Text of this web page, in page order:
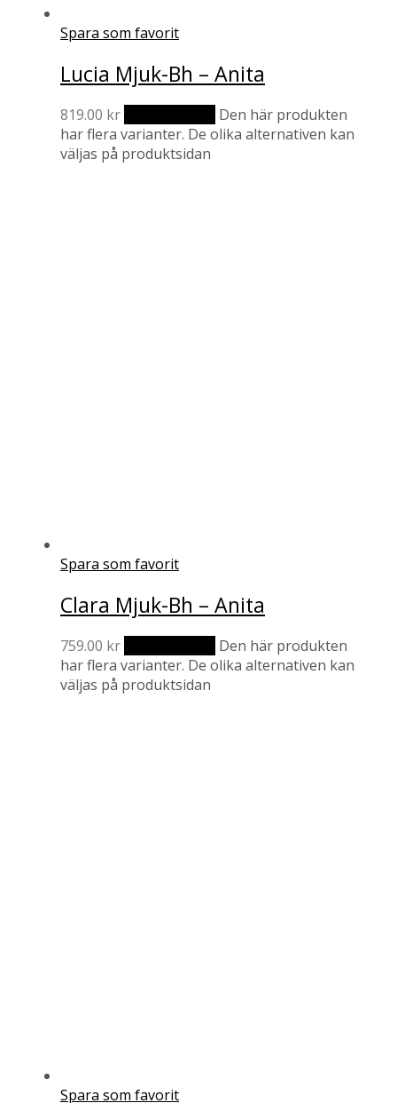
Spara som favorit
Lucia Mjuk-Bh – Anita
819.00 kr
Den här produkten
har flera varianter. De olika alternativen kan
väljas på produktsidan
Spara som favorit
Clara Mjuk-Bh – Anita
759.00 kr
Den här produkten
har flera varianter. De olika alternativen kan
väljas på produktsidan
Spara som favorit